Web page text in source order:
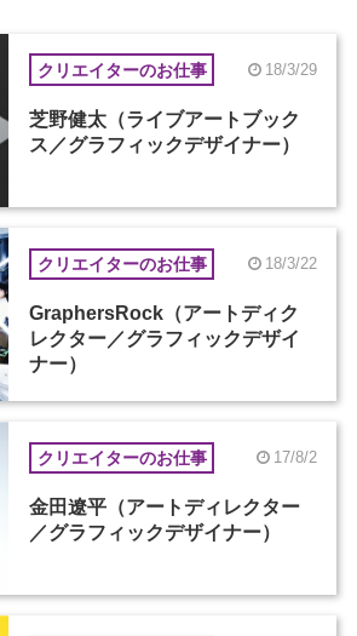
クリエイターのお仕事 18/3/29
芝野健太（ライブアートブック
ス／グラフィックデザイナー）
クリエイターのお仕事 18/3/22
GraphersRock（アートディク
レクター／グラフィックデザイ
ナー）
クリエイターのお仕事 17/8/2
金田遼平（アートディレクター
／グラフィックデザイナー）